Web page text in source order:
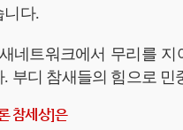
니다.
네트워크에서 무리를
. 부디 참새들의 힘으로 민
참세상]은